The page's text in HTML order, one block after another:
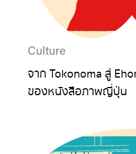
Culture
จาก Tokonoma สู่
ของหนังสือภาพญี่ปุ่น